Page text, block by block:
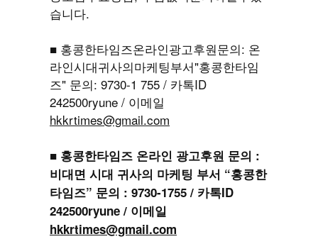
습니다.
■ 홍콩한타임즈온라인광고후원문의: 온
라인시대귀사의마케팅부서"홍콩한타임
즈" 문의: 9730-1 755 / 카톡ID
242500ryune / 이메일
hkkrtimes@gmail.com
■ 홍콩한타임즈 온라인 광고후원 문의 :
비대면 시대 귀사의 마케팅 부서 “홍콩한
타임즈” 문의 : 9730-1755 / 카톡ID
242500ryune / 이메일
hkkrtimes@gmail.com